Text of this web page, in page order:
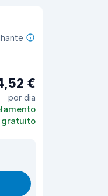
€
por dia
gratuito